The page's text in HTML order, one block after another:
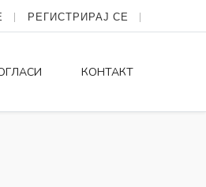
РЕГИСТРИРАЈ СЕ
КОНТАКТ